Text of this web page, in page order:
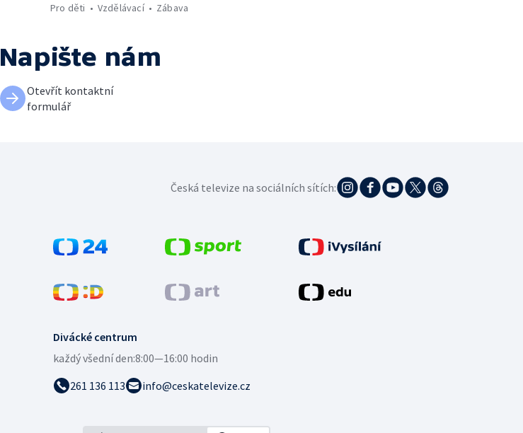
Pro děti
Vzdělávací Zábava
Napište nám
Otevřít kontaktní
formulář
Divácké centrum
každý všední den:8:00—16:00 hodin
261 136 113
info@ceskatelevize.cz
Česká televize na sociálních sítích: